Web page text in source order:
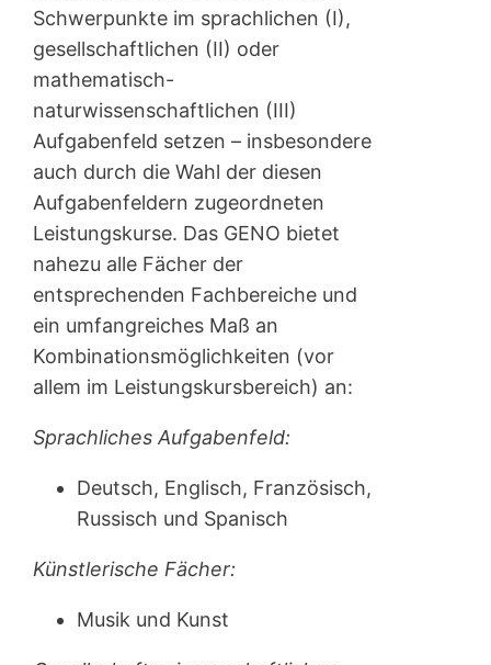
Schwerpunkte im sprachlichen (I),
gesellschaftlichen (II) oder
mathematisch-
naturwissenschaftlichen (III)
Aufgabenfeld setzen – insbesondere
auch durch die Wahl der diesen
Aufgabenfeldern zugeordneten
Leistungskurse. Das GENO bietet
nahezu alle Fächer der
entsprechenden Fachbereiche und
ein umfangreiches Maß an
Kombinationsmöglichkeiten (vor
allem im Leistungskursbereich) an:
Sprachliches Aufgabenfeld:
Deutsch, Englisch, Französisch,
Russisch und Spanisch
Künstlerische Fächer:
Musik und Kunst